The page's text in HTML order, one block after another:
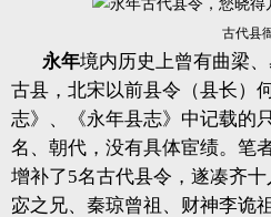
古代县
永年境内历史上曾有曲梁
古县，北宋以前县令（县长）
志》、《永年县志》中记载的
名、朝代，没有具体宦绩。笔
增补了5名古代县令，遂凑齐
宓之兄、秦琼曾祖、财神李诡